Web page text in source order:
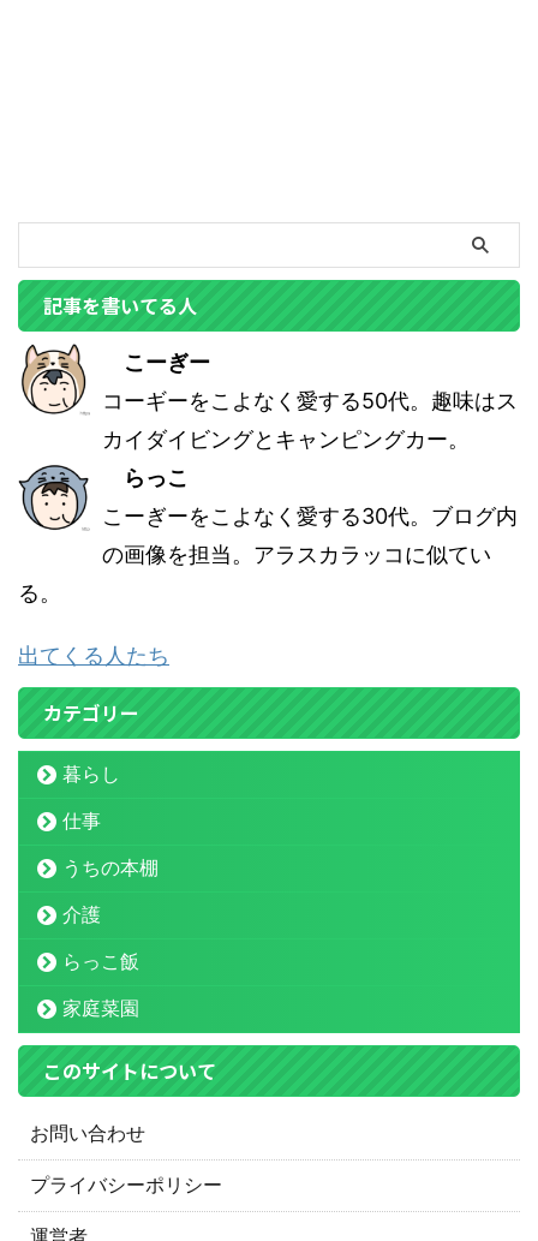
記事を書いてる人
こーぎー
コーギーをこよなく愛する50代。趣味はス
カイダイビングとキャンピングカー。
らっこ
こーぎーをこよなく愛する30代。ブログ内
の画像を担当。アラスカラッコに似てい
る。
出てくる人たち
カテゴリー
暮らし
仕事
うちの本棚
介護
らっこ飯
家庭菜園
このサイトについて
お問い合わせ
プライバシーポリシー
運営者